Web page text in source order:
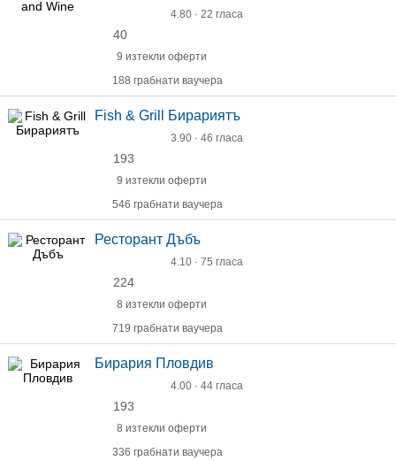
4.80 · 22 гласа
40
9 изтекли оферти
188 грабнати ваучера
Fish & Grill Бирариятъ
3.90 · 46 гласа
193
9 изтекли оферти
546 грабнати ваучера
Ресторант Дъбъ
4.10 · 75 гласа
224
8 изтекли оферти
719 грабнати ваучера
Бирария Пловдив
4.00 · 44 гласа
193
8 изтекли оферти
336 грабнати ваучера